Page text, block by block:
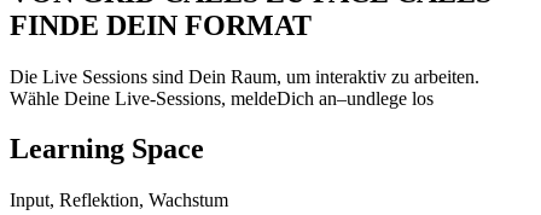
FINDE DEIN FORMAT
Die Live Sessions sind Dein Raum, um interaktiv zu arbeiten.
Wähle Deine Live-Sessions, meldeDich an–undlege los
Learning Space
Input, Reflektion, Wachstum